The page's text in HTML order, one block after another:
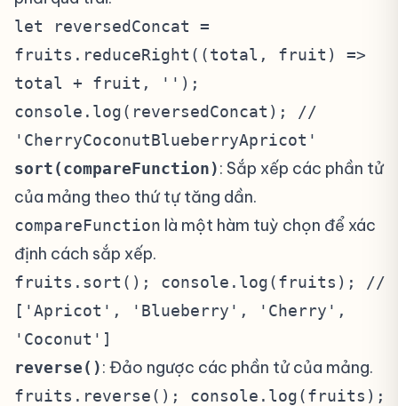
let reversedConcat =
fruits.reduceRight((total, fruit) =>
total + fruit, '');
console.log(reversedConcat); //
'CherryCoconutBlueberryApricot'
sort(compareFunction): Sắp xếp các phần tử
của mảng theo thứ tự tăng dần.
compareFunction là một hàm tuỳ chọn để xác
định cách sắp xếp.
fruits.sort(); console.log(fruits); //
['Apricot', 'Blueberry', 'Cherry',
'Coconut']
reverse(): Đảo ngược các phần tử của mảng.
fruits.reverse(); console.log(fruits);